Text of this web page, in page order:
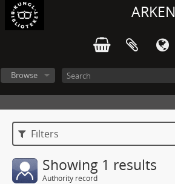
ARKEN
Browse
Filters
Showing 1 results
Authority record